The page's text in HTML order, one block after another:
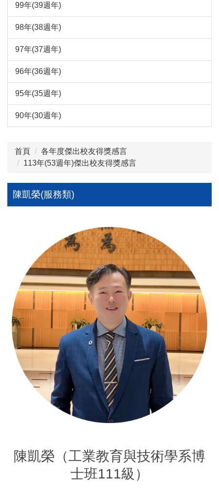
99年(39週年)
98年(38週年)
97年(37週年)
96年(36週年)
95年(35週年)
90年(30週年)
首頁
各年度傑出校友得獎感言
113年(53週年)傑出校友得獎感言
陳凱榮(服務類)
陳凱榮（工業教育與技術學系博
士班111級）